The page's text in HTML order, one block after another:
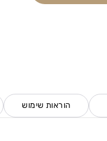
הוראות שימוש